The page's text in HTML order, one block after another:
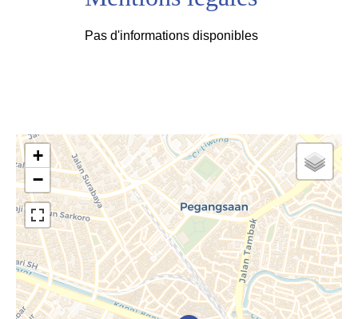
Pas d'informations disponibles
+
−